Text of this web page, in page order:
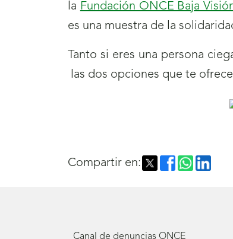
la Fundación ONCE Baja
es una muestra de la
Tanto si eres una persona
las dos opciones que te
Compartir en:
Canal de denuncias ONCE